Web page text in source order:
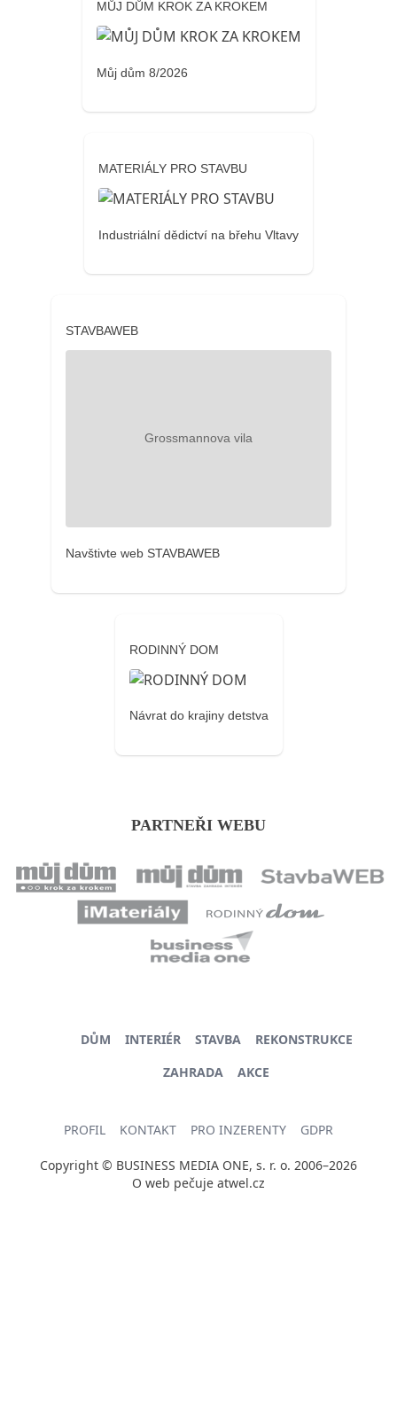
MŮJ DŮM KROK ZA KROKEM
Můj dům 8/2026
MATERIÁLY PRO STAVBU
Industriální dědictví na břehu Vltavy
STAVBAWEB
Navštivte web STAVBAWEB
RODINNÝ DOM
Návrat do krajiny detstva
PARTNEŘI WEBU
DŮM INTERIÉR STAVBA
REKONSTRUKCE
ZAHRADA
AKCE
PROFIL KONTAKT PRO INZERENTY GDPR
Copyright © BUSINESS MEDIA ONE, s. r. o. 2006–2026